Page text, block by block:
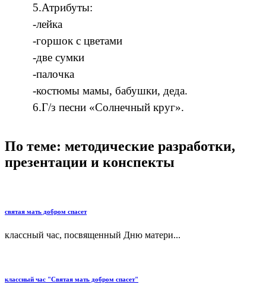
5.Атрибуты:
-лейка
-горшок с цветами
-две сумки
-палочка
-костюмы мамы, бабушки, деда.
6.Г/з песни «Солнечный круг».
По теме: методические разработки,
презентации и конспекты
святая мать добром спасет
классный час, посвященный Дню матери...
классный час "Святая мать добром спасет"